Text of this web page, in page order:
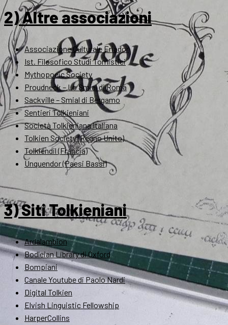
2) Altre associazioni
Associazione Culturale Eriador
Ist. Filosofico Studi Tomistici
Mythopoeic Society
Proudneck – Lo Smial di Roma
Sackville – Smial di Bergamo
Sentieri Tolkieniani
Società Tolkieniana Italiana
Tolkien Society (Regno Unito)
Tolkiendil (Francia)
Unquendor (Paesi Bassi)
3) Siti Tolkieniani
Ardalambion
Bodleian Library di Oxford
Bompiani
Canale Youtube di Paolo Nardi
Digital Tolkien
Elvish Linguistic Fellowship
HarperCollins